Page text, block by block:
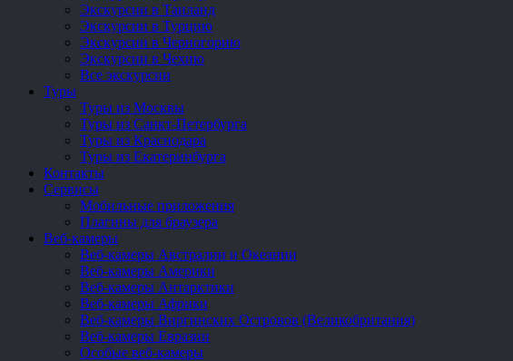
Экскурсии в Таиланд
Экскурсии в Турцию
Экскурсии в Черногорию
Экскурсии в Чехию
Все экскурсии
Туры
Туры из Москвы
Туры из Санкт-Петербурга
Туры из Краснодара
Туры из Екатеринбурга
Контакты
Сервисы
Мобильные приложения
Плагины для браузера
Веб-камеры
Веб-камеры Австралии и Океании
Веб-камеры Америки
Веб-камеры Антарктики
Веб-камеры Африки
Веб-камеры Виргинских Островов (Великобритания)
Веб-камеры Евразии
Особые веб-камеры